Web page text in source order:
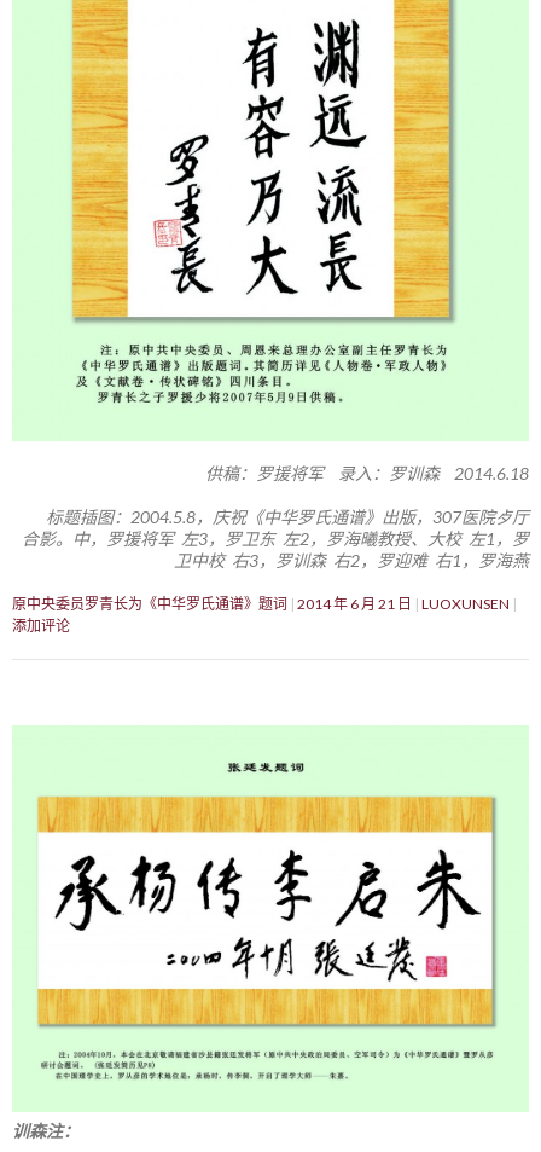
供稿：罗援将军 录入：罗训森 2014.6.18
标题插图：2004.5.8，庆祝《中华罗氏通谱》出版，307医院歺厅
合影。中，罗援将军 左3，罗卫东 左2，罗海曦教授、大校 左1，罗
卫中校 右3，罗训森 右2，罗迎难 右1，罗海燕
原中央委员罗青长为《中华罗氏通谱》题词 2014 年 6 月 21 日
LUOXUNSEN
添加评论
训森注：